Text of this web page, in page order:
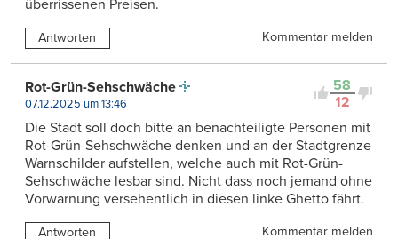
überrissenen Preisen.
Antworten Kommentar melden
58
12
Rot-Grün-Sehschwäche
07.12.2025 um 13:46
Die Stadt soll doch bitte an benachteiligte Personen mit
Rot-Grün-Sehschwäche denken und an der Stadtgrenze
Warnschilder aufstellen, welche auch mit Rot-Grün-
Sehschwäche lesbar sind. Nicht dass noch jemand ohne
Vorwarnung versehentlich in diesen linke Ghetto fährt.
Antworten
Kommentar melden